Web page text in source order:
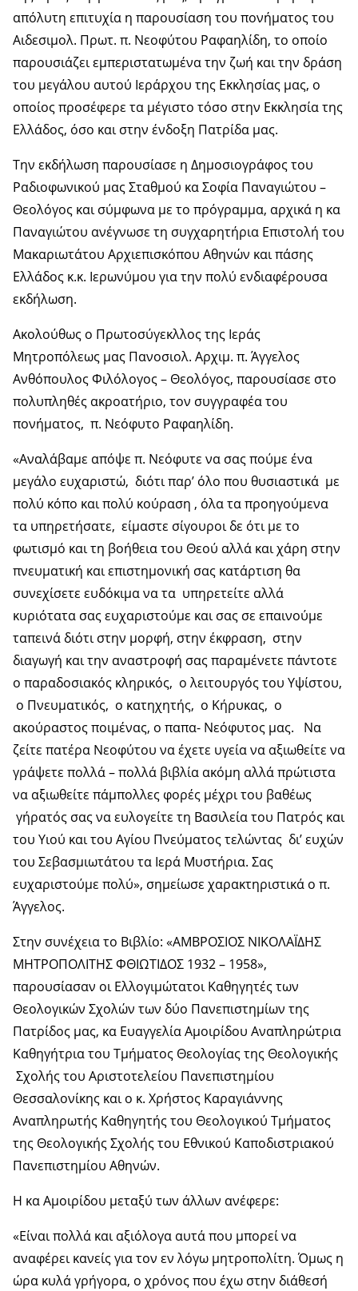
απόλυτη επιτυχία η παρουσίαση του πονήματος του
Αιδεσιμολ. Πρωτ. π. Νεοφύτου Ραφαηλίδη, το οποίο
παρουσιάζει εμπεριστατωμένα την ζωή και την δράση
του μεγάλου αυτού Ιεράρχου της Εκκλησίας μας, ο
οποίος προσέφερε τα μέγιστο τόσο στην Εκκλησία της
Ελλάδος, όσο και στην ένδοξη Πατρίδα μας.
Την εκδήλωση παρουσίασε η Δημοσιογράφος του
Ραδιοφωνικού μας Σταθμού κα Σοφία Παναγιώτου –
Θεολόγος και σύμφωνα με το πρόγραμμα, αρχικά η κα
Παναγιώτου ανέγνωσε τη συγχαρητήρια Επιστολή του
Μακαριωτάτου Αρχιεπισκόπου Αθηνών και πάσης
Ελλάδος κ.κ. Ιερωνύμου για την πολύ ενδιαφέρουσα
εκδήλωση.
Ακολούθως ο Πρωτοσύγεκλλος της Ιεράς
Μητροπόλεως μας Πανοσιολ. Αρχιμ. π. Άγγελος
Ανθόπουλος Φιλόλογος – Θεολόγος, παρουσίασε στο
πολυπληθές ακροατήριο, τον συγγραφέα του
πονήματος, π. Νεόφυτο Ραφαηλίδη.
«Αναλάβαμε απόψε π. Νεόφυτε να σας πούμε ένα
μεγάλο ευχαριστώ, διότι παρ’ όλο που θυσιαστικά με
πολύ κόπο και πολύ κούραση , όλα τα προηγούμενα
τα υπηρετήσατε, είμαστε σίγουροι δε ότι με το
φωτισμό και τη βοήθεια του Θεού αλλά και χάρη στην
πνευματική και επιστημονική σας κατάρτιση θα
συνεχίσετε ευδόκιμα να τα υπηρετείτε αλλά
κυριότατα σας ευχαριστούμε και σας σε επαινούμε
ταπεινά διότι στην μορφή, στην έκφραση, στην
διαγωγή και την αναστροφή σας παραμένετε πάντοτε
ο παραδοσιακός κληρικός, ο λειτουργός του Υψίστου,
ο Πνευματικός, ο κατηχητής, ο Κήρυκας, ο
ακούραστος ποιμένας, ο παπα- Νεόφυτος μας. Να
ζείτε πατέρα Νεοφύτου να έχετε υγεία να αξιωθείτε να
γράψετε πολλά – πολλά βιβλία ακόμη αλλά πρώτιστα
να αξιωθείτε πάμπολλες φορές μέχρι του βαθέως
γήρατός σας να ευλογείτε τη Βασιλεία του Πατρός και
του Υιού και του Αγίου Πνεύματος τελώντας δι’ ευχών
του Σεβασμιωτάτου τα Ιερά Μυστήρια. Σας
ευχαριστούμε πολύ», σημείωσε χαρακτηριστικά ο π.
Άγγελος.
Στην συνέχεια το Βιβλίο: «ΑΜΒΡΟΣΙΟΣ ΝΙΚΟΛΑΪΔΗΣ
ΜΗΤΡΟΠΟΛΙΤΗΣ ΦΘΙΩΤΙΔΟΣ 1932 – 1958»,
παρουσίασαν οι Ελλογιμώτατοι Καθηγητές των
Θεολογικών Σχολών των δύο Πανεπιστημίων της
Πατρίδος μας, κα Ευαγγελία Αμοιρίδου Αναπληρώτρια
Καθηγήτρια του Τμήματος Θεολογίας της Θεολογικής
Σχολής του Αριστοτελείου Πανεπιστημίου
Θεσσαλονίκης και ο κ. Χρήστος Καραγιάννης
Αναπληρωτής Καθηγητής του Θεολογικού Τμήματος
της Θεολογικής Σχολής του Εθνικού Καποδιστριακού
Πανεπιστημίου Αθηνών.
Η κα Αμοιρίδου μεταξύ των άλλων ανέφερε:
«Είναι πολλά και αξιόλογα αυτά που μπορεί να
αναφέρει κανείς για τον εν λόγω μητροπολίτη. Όμως η
ώρα κυλά γρήγορα, ο χρόνος που έχω στην διάθεσή